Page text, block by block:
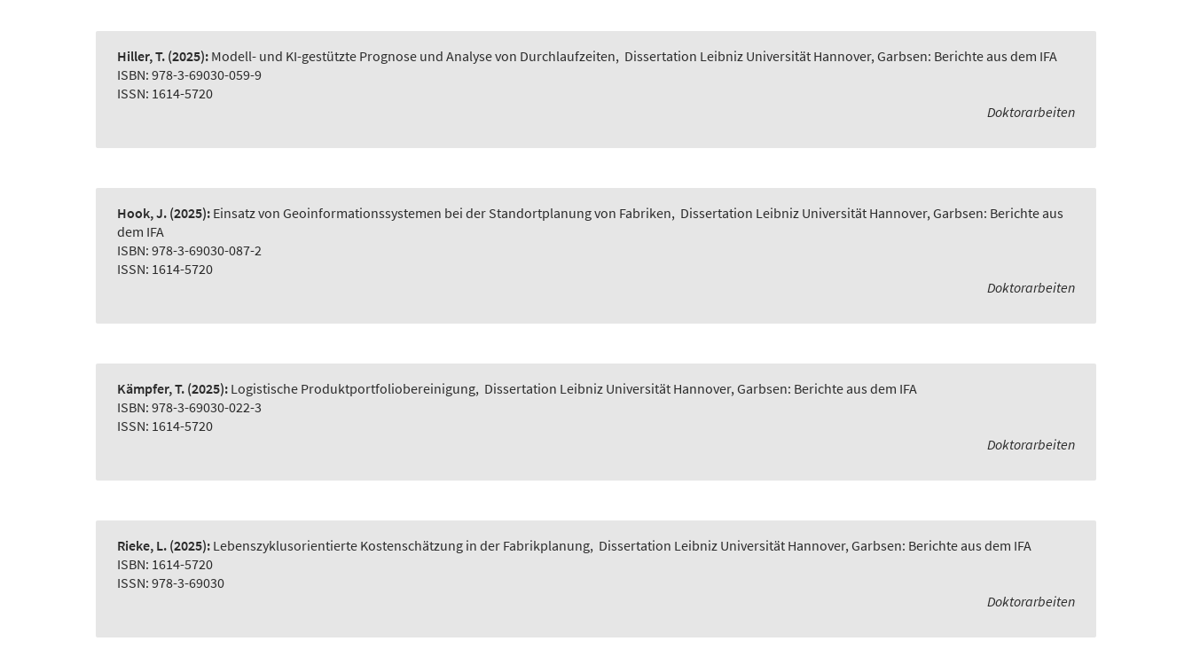
Hiller, T. (2025): Modell- und KI-gestützte Prognose und Analyse von Durchlaufzeiten, Dissertation Leibniz Universität Hannover, Garbsen: Berichte aus dem IFA
ISBN: 978-3-69030-059-9
ISSN: 1614-5720
Doktorarbeiten
Hook, J. (2025): Einsatz von Geoinformationssystemen bei der Standortplanung von Fabriken, Dissertation Leibniz Universität Hannover, Garbsen: Berichte aus
dem IFA
ISBN: 978-3-69030-087-2
ISSN: 1614-5720
Doktorarbeiten
Kämpfer, T. (2025): Logistische Produktportfoliobereinigung, Dissertation Leibniz Universität Hannover, Garbsen: Berichte aus dem IFA
ISBN: 978-3-69030-022-3
ISSN: 1614-5720
Doktorarbeiten
Rieke, L. (2025): Lebenszyklusorientierte Kostenschätzung in der Fabrikplanung, Dissertation Leibniz Universität Hannover, Garbsen: Berichte aus dem IFA
ISBN: 1614-5720
ISSN: 978-3-69030
Doktorarbeiten